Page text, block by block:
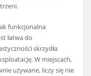
funkcjonalna
łatwa do
skrzydła
W miejscach,
używane, liczy się nie